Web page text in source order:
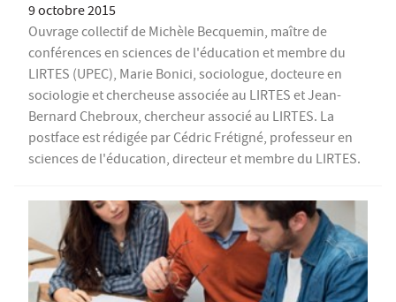
9 octobre 2015
Ouvrage collectif de Michèle Becquemin, maître de
conférences en sciences de l'éducation et membre du
LIRTES (UPEC), Marie Bonici, sociologue, docteure en
sociologie et chercheuse associée au LIRTES et Jean-
Bernard Chebroux, chercheur associé au LIRTES. La
postface est rédigée par Cédric Frétigné, professeur en
sciences de l'éducation, directeur et membre du LIRTES.